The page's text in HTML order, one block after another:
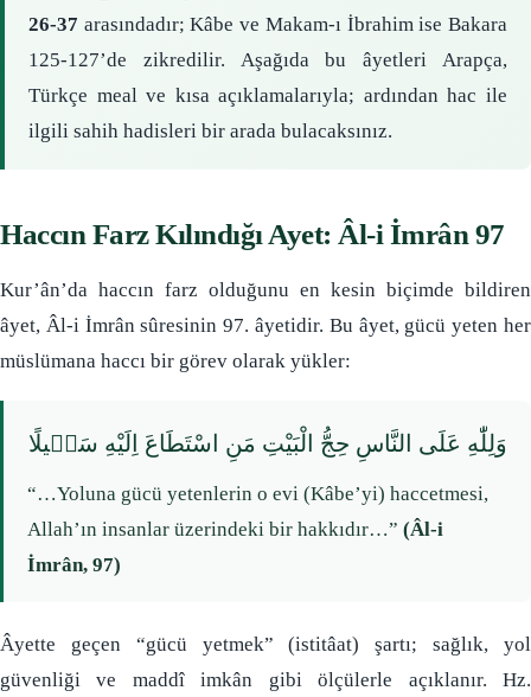
26-37 arasındadır; Kâbe ve Makam-ı İbrahim ise Bakara
125-127’de zikredilir. Aşağıda bu âyetleri Arapça,
Türkçe meal ve kısa açıklamalarıyla; ardından hac ile
ilgili sahih hadisleri bir arada bulacaksınız.
Haccın Farz Kılındığı Ayet: Âl-i İmrân 97
Kur’ân’da haccın farz olduğunu en kesin biçimde bildiren
âyet, Âl-i İmrân sûresinin 97. âyetidir. Bu âyet, gücü yeten her
müslümana haccı bir görev olarak yükler:
وَلِلّٰهِ عَلَى النَّاسِ حِجُّ الْبَيْتِ مَنِ اسْتَطَاعَ اِلَيْهِ سَبٖيلًا
“…Yoluna gücü yetenlerin o evi (Kâbe’yi) haccetmesi,
Allah’ın insanlar üzerindeki bir hakkıdır…” (Âl-i
İmrân, 97)
Âyette geçen “gücü yetmek” (istitâat) şartı; sağlık, yol
güvenliği ve maddî imkân gibi ölçülerle açıklanır. Hz.